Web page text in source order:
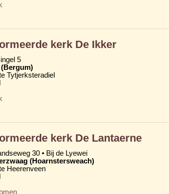
kerk De Ikker
5
Tytjerksteradiel
kerk De Lantaerne
30 • Bij de Lyewei
(Hoarnstersweach)
Heerenveen